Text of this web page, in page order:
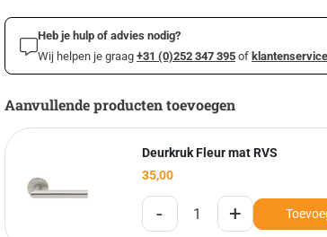
Heb je hulp of advies nodig?
Wij helpen je graag +31 (0)252 347 395 of
Aanvullende producten toevoegen
Deurkruk Fleur mat RVS
35,00
- +